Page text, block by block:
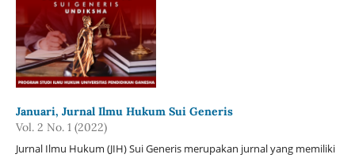
Januari, Jurnal Ilmu Hukum Sui Generis
Vol. 2 No. 1 (2022)
Jurnal Ilmu Hukum (JIH) Sui Generis merupakan jurnal yang memiliki